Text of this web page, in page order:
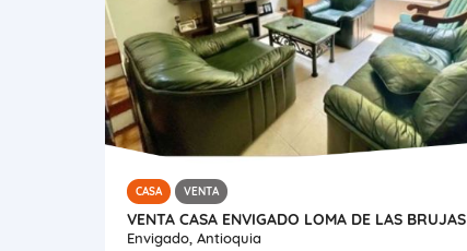
CASA VENTA
VENTA CASA ENVIGADO LOMA DE LAS BRUJAS
Envigado, Antioquia